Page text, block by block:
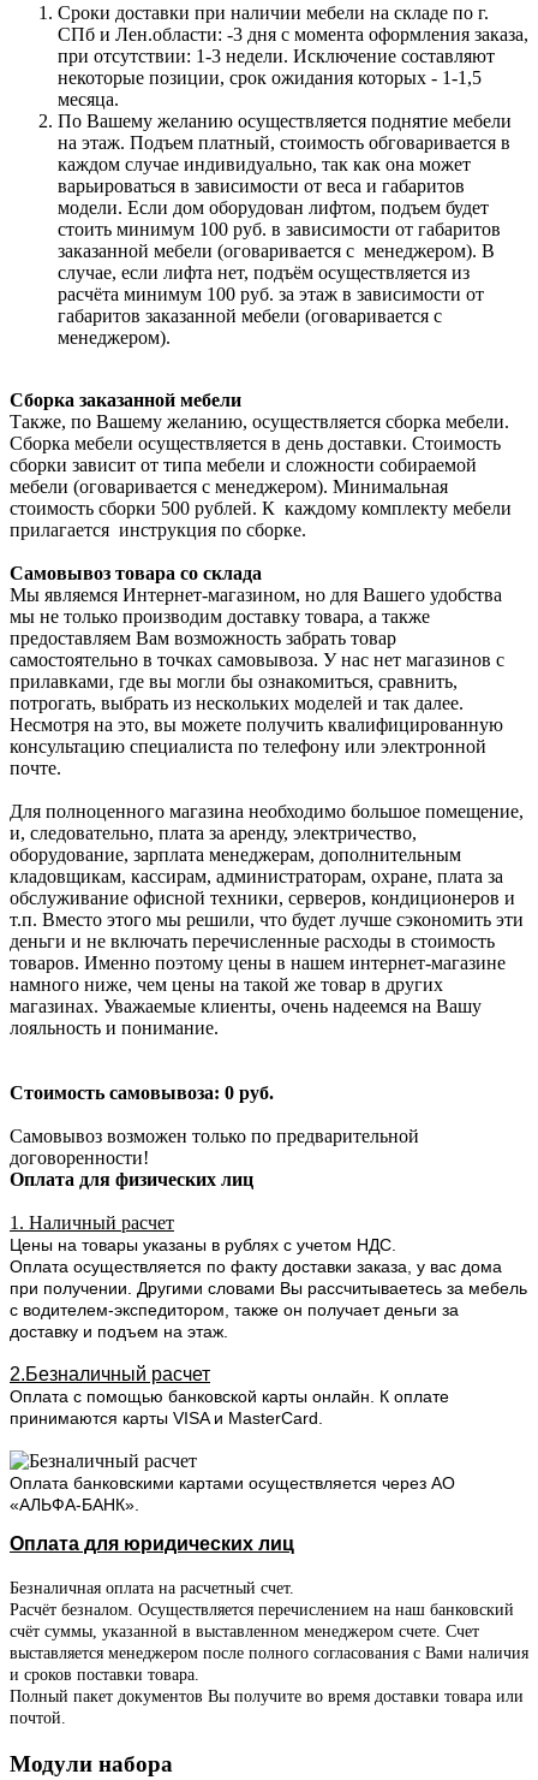
Сроки доставки при наличии мебели на складе по г.
СПб и Лен.области: -3 дня с момента оформления заказа,
при отсутствии: 1-3 недели. Исключение составляют
некоторые позиции, срок ожидания которых - 1-1,5
месяца.
По Вашему желанию осуществляется поднятие мебели
на этаж. Подъем платный, стоимость обговаривается в
каждом случае индивидуально, так как она может
варьироваться в зависимости от веса и габаритов
модели. Если дом оборудован лифтом, подъем будет
стоить минимум 100 руб. в зависимости от габаритов
заказанной мебели (оговаривается с менеджером). В
случае, если лифта нет, подъём осуществляется из
расчёта минимум 100 руб. за этаж в зависимости от
габаритов заказанной мебели (оговаривается с
менеджером).
Сборка заказанной мебели
Также, по Вашему желанию, осуществляется сборка мебели.
Сборка мебели осуществляется в день доставки. Стоимость
сборки зависит от типа мебели и сложности собираемой
мебели (оговаривается с менеджером). Минимальная
стоимость сборки 500 рублей. К каждому комплекту мебели
прилагается инструкция по сборке.
Самовывоз товара со склада
Мы являемся Интернет-магазином, но для Вашего удобства
мы не только производим доставку товара, а также
предоставляем Вам возможность забрать товар
самостоятельно в точках самовывоза. У нас нет магазинов с
прилавками, где вы могли бы ознакомиться, сравнить,
потрогать, выбрать из нескольких моделей и так далее.
Несмотря на это, вы можете получить квалифицированную
консультацию специалиста по телефону или электронной
почте.
Для полноценного магазина необходимо большое помещение,
и, следовательно, плата за аренду, электричество,
оборудование, зарплата менеджерам, дополнительным
кладовщикам, кассирам, администраторам, охране, плата за
обслуживание офисной техники, серверов, кондиционеров и
т.п. Вместо этого мы решили, что будет лучше сэкономить эти
деньги и не включать перечисленные расходы в стоимость
товаров. Именно поэтому цены в нашем интернет-магазине
намного ниже, чем цены на такой же товар в других
магазинах. Уважаемые клиенты, очень надеемся на Вашу
лояльность и понимание.
Стоимость самовывоза: 0 руб.
Самовывоз возможен только по предварительной
договоренности!
Оплата для физических лиц
1. Наличный расчет
Цены на товары указаны в рублях с учетом НДС.
Оплата осуществляется по факту доставки заказа, у вас дома
при получении. Другими словами Вы рассчитываетесь за мебель
с водителем-экспедитором, также он получает деньги за
доставку и подъем на этаж.
2.Безналичный расчет
Оплата с помощью банковской карты онлайн. К оплате
принимаются карты VISA и MasterCard.
Оплата банковскими картами осуществляется через АО
«АЛЬФА-БАНК».
Оплата для юридических лиц
Безналичная оплата на расчетный счет.
Расчёт безналом. Осуществляется перечислением на наш банковский
счёт суммы, указанной в выставленном менеджером счете. Счет
выставляется менеджером после полного согласования с Вами наличия
и сроков поставки товара.
Полный пакет документов Вы получите во время доставки товара или
почтой.
Модули набора